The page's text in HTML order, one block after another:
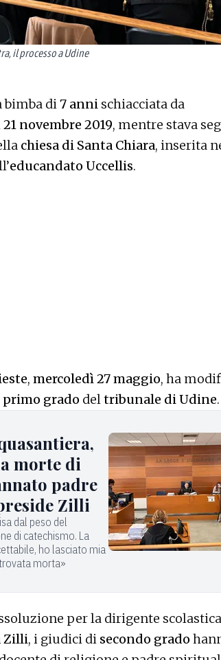
il processo a Udine
bimba di7 anni schiacciata da
21 novembre 2019, mentre stava
chiesa di Santa Chiara, inserita
educandato Uccellis.
, mercoledì 27 maggio, ha
primo grado deltribunale di Udine.
morte di
padre
Zilli
dal peso del
di catechismo. La
ho lasciato mia
morta»
per la dirigente scolastica
Zilli, i giudici di secondo grado